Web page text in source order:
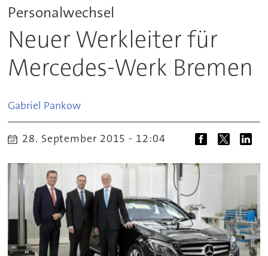
Personalwechsel
Neuer Werkleiter für
Mercedes-Werk Bremen
Gabriel Pankow
28. September 2015 - 12:04